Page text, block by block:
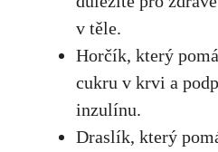
v těle.
Horčík, který
cukru v krvi a
inzulínu.
Draslík, který